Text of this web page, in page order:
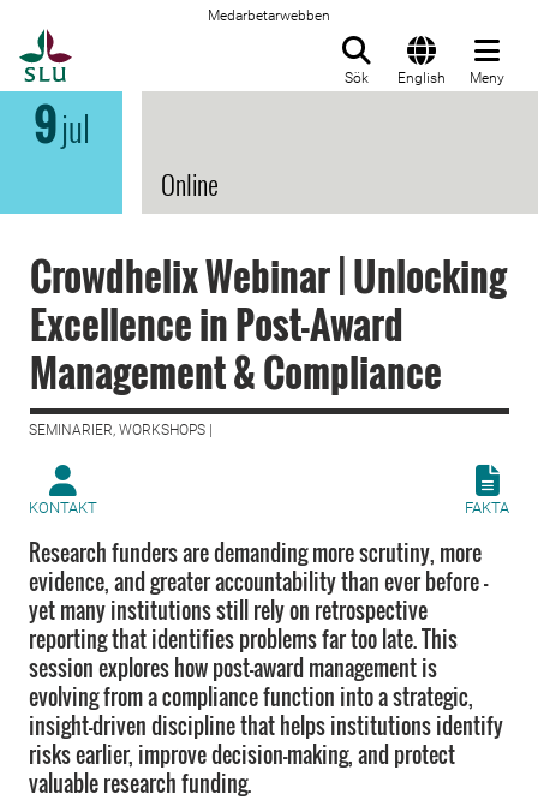
Medarbetarwebben
Sök English Meny
9jul
Online
Crowdhelix Webinar | Unlocking
Excellence in Post-Award
Management & Compliance
SEMINARIER, WORKSHOPS |
KONTAKT FAKTA
Research funders are demanding more scrutiny, more
evidence, and greater accountability than ever before -
yet many institutions still rely on retrospective
reporting that identifies problems far too late. This
session explores how post-award management is
evolving from a compliance function into a strategic,
insight-driven discipline that helps institutions identify
risks earlier, improve decision-making, and protect
valuable research funding.